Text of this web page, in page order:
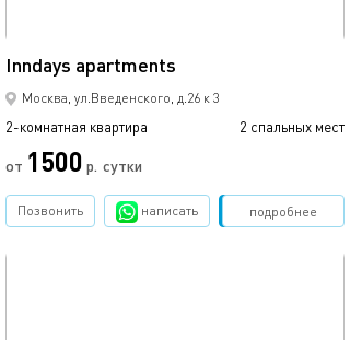
Inndays apartments
Москва, ул.Введенского, д.26 к 3
2-комнатная квартира 2 спальных мест
от 1500 р. сутки
подробнее
Позвонить написать Забронировать